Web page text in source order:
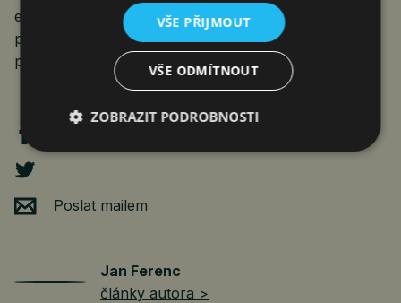
elektrolyzérů. Za to lze podle studie očekávat roční
příspěvek k růstu hrubého domácího produktu o 0,14
procenta.
Poslat mailem
Jan Ferenc
články autora >
VŠE PŘIJMOUT
VŠE ODMÍTNOUT
ZOBRAZIT PODROBNOSTI